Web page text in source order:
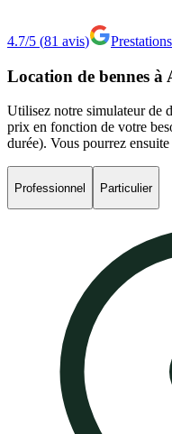
4.7/5 (81 avis)
Location de bennes à
Utilisez notre simulateur de
prix en fonction de votre
durée). Vous pourrez
Professionnel Particulier